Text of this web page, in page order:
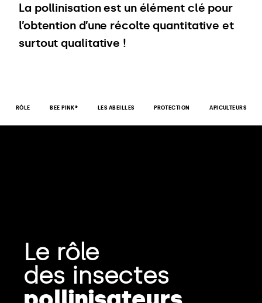
La pollinisation est un élément clé pour
l’obtention d’une récolte quantitative et
surtout qualitative !
RÔLE BEE PINK® LES ABEILLES PROTECTION APICULTEURS
Le rôle
des insectes